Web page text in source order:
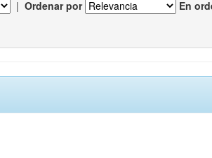
| Ordenar por En